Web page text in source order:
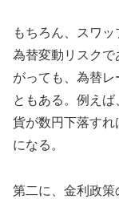
もちろん、スワッ
為替変動リスクで
がっても、為替
ともある。例え
貨が数円下落すれ
になる。
第二に、金利政策